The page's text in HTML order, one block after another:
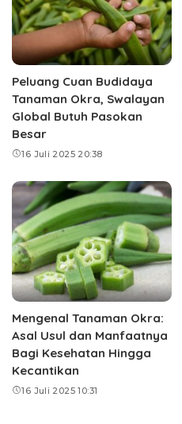
Peluang Cuan Budidaya
Tanaman Okra, Swalayan
Global Butuh Pasokan
Besar
16 Juli 2025 20:38
Mengenal Tanaman Okra:
Asal Usul dan Manfaatnya
Bagi Kesehatan Hingga
Kecantikan
16 Juli 2025 10:31